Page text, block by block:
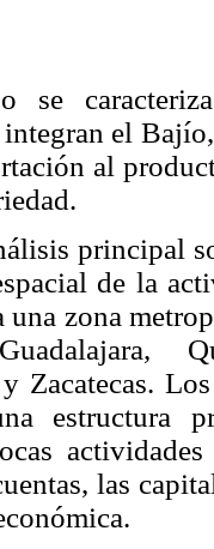
se
el
al
principal
de la
una zona
Zacatecas.
estructura
las